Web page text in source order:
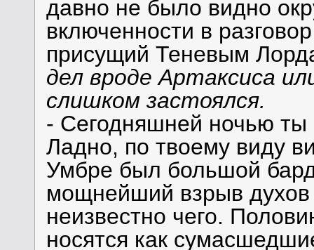
давно не было видно
включенности в
присущий Теневым
дел вроде Артаксиса
слишком застоялся.
- Сегодняшней ночью ты
Ладно, по твоему виду
Умбре был большой
мощнейший взрыв духов
неизвестно чего.
носятся как